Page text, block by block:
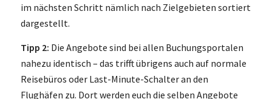
im nächsten Schritt nämlich nach Zielgebieten sortiert
dargestellt.
Tipp 2: Die Angebote sind bei allen Buchungsportalen
nahezu identisch – das trifft übrigens auch auf normale
Reisebüros oder Last-Minute-Schalter an den
Flughäfen zu. Dort werden euch die selben Angebote